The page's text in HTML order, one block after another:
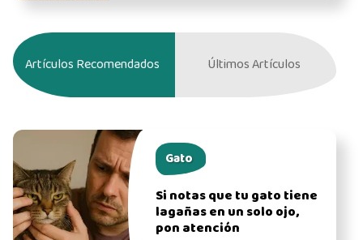
Artículos Recomendados Últimos Artículos
Gato
Si notas que tu gato tiene
lagañas en un solo ojo,
pon atención